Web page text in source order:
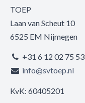
TOEP
Laan van Scheut 10
6525 EM Nijmegen
+31 6 12 02 75 53
info@svtoep.nl
KvK: 60405201